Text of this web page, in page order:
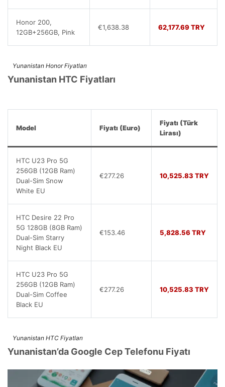
Honor 200,
12GB+256GB, Pink
€1,638.38 62,177.69 TRY
Yunanistan Honor Fiyatları
Yunanistan HTC Fiyatları
Model Fiyatı (Euro)
Fiyatı (Türk
Lirası)
HTC U23 Pro 5G
256GB (12GB Ram)
Dual-Sim Snow
White EU
€277.26 10,525.83 TRY
HTC Desire 22 Pro
5G 128GB (8GB Ram)
Dual-Sim Starry
Night Black EU
€153.46 5,828.56 TRY
HTC U23 Pro 5G
256GB (12GB Ram)
Dual-Sim Coffee
Black EU
€277.26 10,525.83 TRY
Yunanistan HTC Fiyatları
Yunanistan’da Google Cep Telefonu Fiyatı